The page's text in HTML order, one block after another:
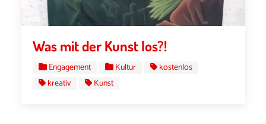
Was mit der Kunst los?!
Engagement Kultur
kostenlos
kreativ
Kunst